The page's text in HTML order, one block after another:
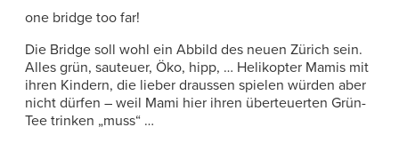
one bridge too far!
Die Bridge soll wohl ein Abbild des neuen Zürich sein.
Alles grün, sauteuer, Öko, hipp, … Helikopter Mamis mit
ihren Kindern, die lieber draussen spielen würden aber
nicht dürfen – weil Mami hier ihren überteuerten Grün-
Tee trinken „muss“ …